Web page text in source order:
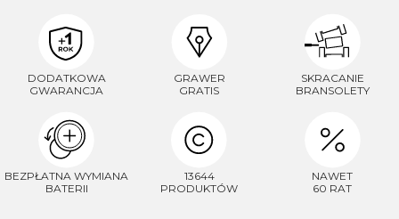
DODATKOWA
GWARANCJA
GRAWER
GRATIS
SKRACANIE
BRANSOLETY
BEZPŁATNA WYMIANA
BATERII
13644
PRODUKTÓW
NAWET
60 RAT